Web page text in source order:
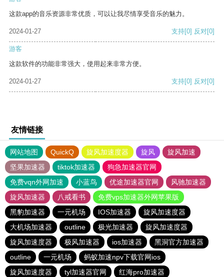
这款app的音乐资源非常优质，可以让我尽情享受音乐的魅力。
2024-01-27 支持[0] 反对[0]
游客
这款软件的功能非常强大，使用起来非常方便。
2024-01-27 支持[0] 反对[0]
友情链接
网站地图 QuickQ 旋风加速度器 旋风
旋风加速
坚果加速器
tiktok加速器
狗急加速器官网
免费vqn外网加速
小蓝鸟 优途加速器官网
风驰加速器
旋风加速器
八戒看书
免费vps加速器外网苹果版
黑豹加速器
一元机场 IOS加速器
旋风加速度器
大机场加速器
outline 极光加速器
旋风加速度器
旋风加速度器
极风加速器 ios加速器
黑洞官方加速器
outline
一元机场
蚂蚁加速npv下载官网ios
旋风加速度器
tyl加速器官网
红海pro加速器